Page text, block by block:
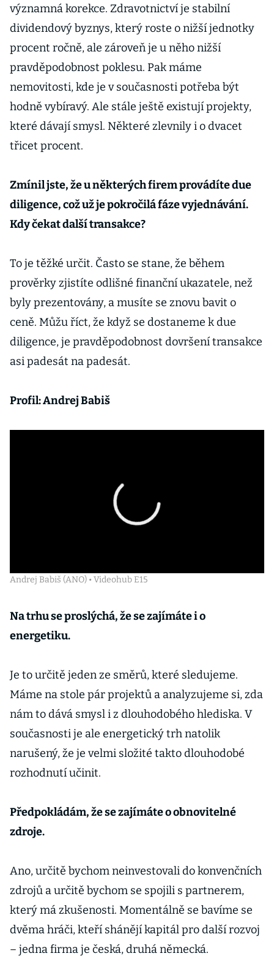
významná korekce. Zdravotnictví je stabilní
dividendový byznys, který roste o nižší jednotky
procent ročně, ale zároveň je u něho nižší
pravděpodobnost poklesu. Pak máme
nemovitosti, kde je v současnosti potřeba být
hodně vybíravý. Ale stále ještě existují projekty,
které dávají smysl. Některé zlevnily i o dvacet
třicet procent.
Zmínil jste, že u některých firem provádíte due
diligence, což už je pokročilá fáze vyjednávání.
Kdy čekat další transakce?
To je těžké určit. Často se stane, že během
prověrky zjistíte odlišné finanční ukazatele, než
byly prezentovány, a musíte se znovu bavit o
ceně. Můžu říct, že když se dostaneme k due
diligence, je pravděpodobnost dovršení transakce
asi padesát na padesát.
Profil: Andrej Babiš
Andrej Babiš (ANO) • Videohub E15
Na trhu se proslýchá, že se zajímáte i o
energetiku.
Je to určitě jeden ze směrů, které sledujeme.
Máme na stole pár projektů a analyzujeme si, zda
nám to dává smysl i z dlouhodobého hlediska. V
současnosti je ale energetický trh natolik
narušený, že je velmi složité takto dlouhodobé
rozhodnutí učinit.
Předpokládám, že se zajímáte o obnovitelné
zdroje.
Ano, určitě bychom neinvestovali do konvenčních
zdrojů a určitě bychom se spojili s partnerem,
který má zkušenosti. Momentálně se bavíme se
dvěma hráči, kteří shánějí kapitál pro další rozvoj
– jedna firma je česká, druhá německá.